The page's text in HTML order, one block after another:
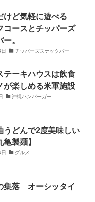
けど気軽に遊べる
コースとチッパーズ
。
チッパーズスナックバー
テーキハウスは飲食
が楽しめる米軍施設
沖縄ハンバーガー
うどんで2度美味しい
製麺】
グルメ
集落 オーシッタイ